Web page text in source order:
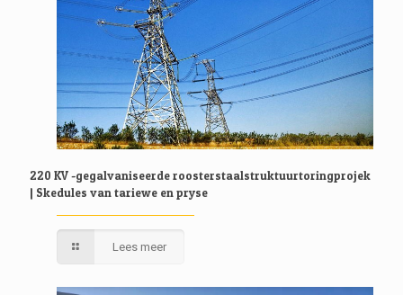
220 KV -gegalvaniseerde roosterstaalstruktuurtoringprojek
| Skedules van tariewe en pryse
Lees meer